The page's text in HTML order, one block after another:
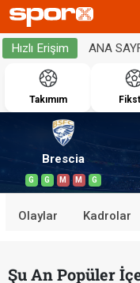
Hızlı Erişim ANA
Takımım
Brescia
G G M M G
Olaylar Kadrolar
Şu An Popüler